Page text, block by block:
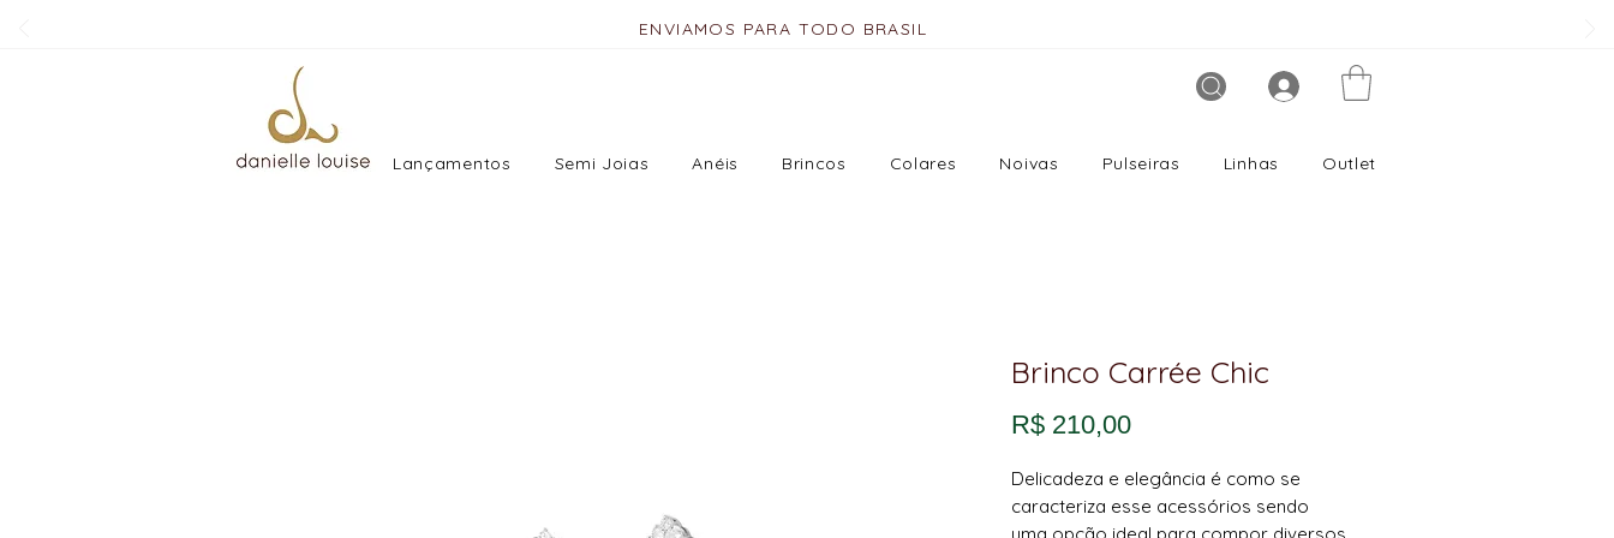
ENVIAMOS PARA TODO BRASIL
Lançamentos Semi Joias Anéis Brincos Colares Noivas Pulseiras Linhas Outlet
Brinco Carrée Chic
R$ 210,00Preço
Delicadeza e elegância é como se
caracteriza esse acessórios sendo